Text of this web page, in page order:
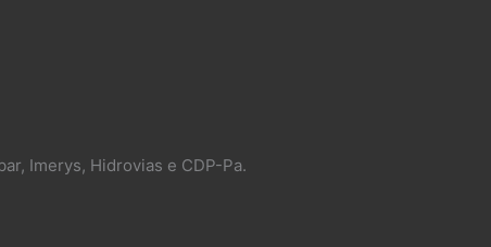
Imerys, Hidrovias e CDP-Pa.​